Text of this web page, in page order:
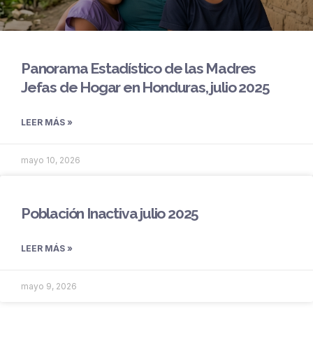
Panorama Estadístico de las Madres
Jefas de Hogar en Honduras, julio 2025
LEER MÁS »
mayo 10, 2026
Población Inactiva julio 2025
LEER MÁS »
mayo 9, 2026